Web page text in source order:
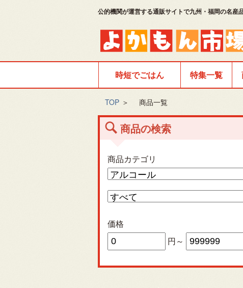
公的機関が運営する通販サイトで九州・福岡の名産
時短でごはん 特集一覧
TOP ＞ 商品一覧
商品の検索
商品カテゴリ
価格
円～